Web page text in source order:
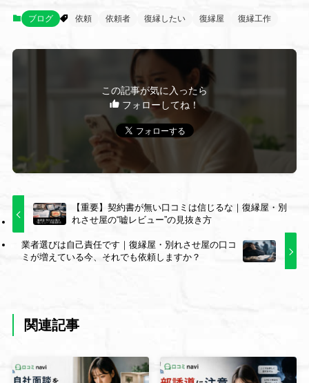
ブログ 依頼 依頼者 復縁したい 復縁屋 復縁工作
この記事が気に入ったら
フォローしてね！
【重要】契約書が無い口コミは信じるな｜復縁屋・別
れさせ屋の“嘘レビュー”の見抜き方
業者選びは自己責任です｜復縁屋・別れさせ屋の口コ
ミが増えている今、それでも依頼しますか？
関連記事